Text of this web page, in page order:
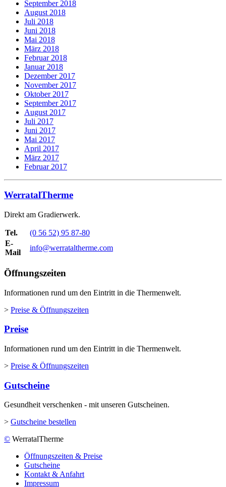
September 2018
August 2018
Juli 2018
Juni 2018
Mai 2018
März 2018
Februar 2018
Januar 2018
Dezember 2017
November 2017
Oktober 2017
September 2017
August 2017
Juli 2017
Juni 2017
Mai 2017
April 2017
März 2017
Februar 2017
WerratalTherme
Direkt am Gradierwerk.
Tel.
(0 56 52) 95 87-80
E-
Mail
info@werrataltherme.com
Öffnungszeiten
Informationen rund um den Eintritt in die Thermenwelt.
> Preise & Öffnungszeiten
Preise
Informationen rund um den Eintritt in die Thermenwelt.
> Preise & Öffnungszeiten
Gutscheine
Gesundheit verschenken - mit unseren Gutscheinen.
> Gutscheine bestellen
© WerratalTherme
Öffnungszeiten & Preise
Gutscheine
Kontakt & Anfahrt
Impressum